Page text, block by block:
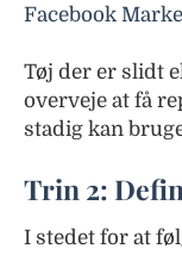
Facebook
Tøj der er slidt
overveje at få
stadig kan
Trin 2:
I stedet for at